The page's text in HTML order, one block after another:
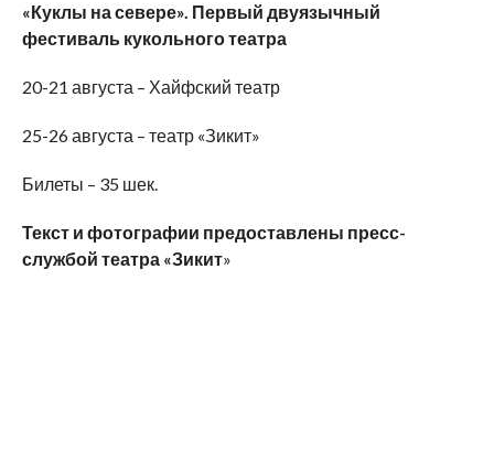
«Куклы на севере». Первый двуязычный
фестиваль кукольного театра
20-21 августа – Хайфский театр
25-26 августа – театр «Зикит»
Билеты – 35 шек.
Текст и фотографии предоставлены пресс-
службой театра «Зикит»